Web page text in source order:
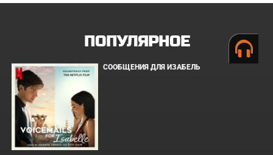
ПОПУЛЯРНОЕ
СООБЩЕНИЯ ДЛЯ ИЗАБЕЛЬ